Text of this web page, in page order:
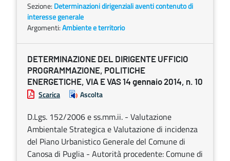
Sezione: Determinazioni dirigenziali aventi contenuto di
interesse generale
Argomenti:Ambiente e territorio
DETERMINAZIONE DEL DIRIGENTE UFFICIO
PROGRAMMAZIONE, POLITICHE
ENERGETICHE, VIA E VAS 14 gennaio 2014, n. 10
Scarica Ascolta
D.Lgs. 152/2006 e ss.mm.ii. - Valutazione
Ambientale Strategica e Valutazione di incidenza
del Piano Urbanistico Generale del Comune di
Canosa di Puglia - Autorità procedente: Comune di